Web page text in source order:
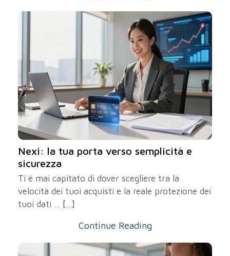
Nexi: la tua porta verso semplicità e
sicurezza
Ti è mai capitato di dover scegliere tra la
velocità dei tuoi acquisti e la reale protezione dei
tuoi dati ... [...]
Continue Reading